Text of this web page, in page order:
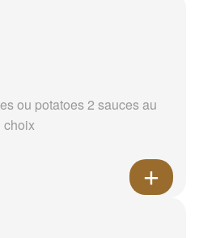
ou potatoes 2 sauces au
choix